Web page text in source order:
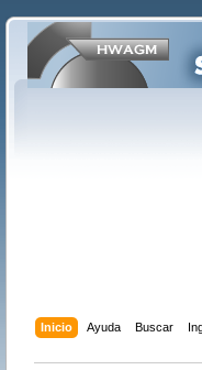
Inicio Ayuda Buscar